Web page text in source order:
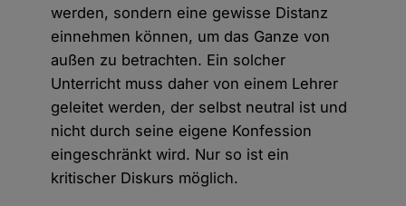
werden, sondern eine gewisse Distanz
einnehmen können, um das Ganze von
außen zu betrachten. Ein solcher
Unterricht muss daher von einem Lehrer
geleitet werden, der selbst neutral ist und
nicht durch seine eigene Konfession
eingeschränkt wird. Nur so ist ein
kritischer Diskurs möglich.